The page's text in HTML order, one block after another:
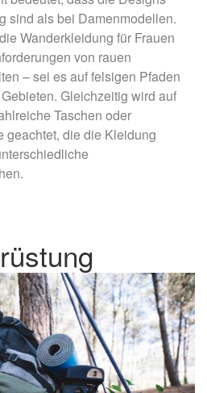
sind als bei Damenmodellen.
Wanderkleidung für Frauen
von rauen
– sei es auf felsigen Pfaden
Gleichzeitig wird auf
Taschen oder
geachtet, die die Kleidung